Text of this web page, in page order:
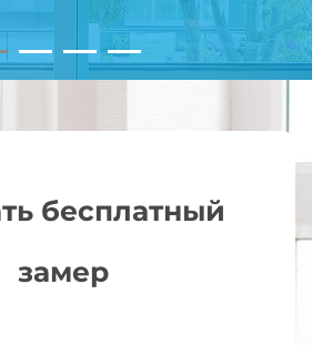
бесплатный
замер